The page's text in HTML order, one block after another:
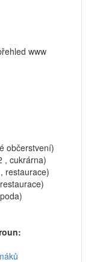
www
občerstvení)
, cukrárna)
restaurace)